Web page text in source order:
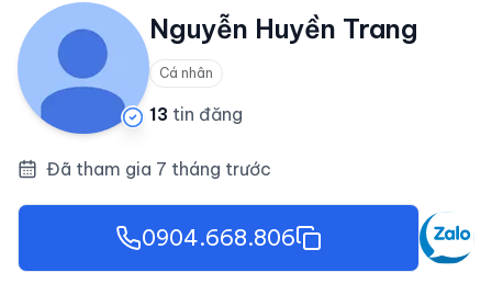
Nguyễn Huyền Trang
Cá nhân
13 tin đăng
Đã tham gia 7 tháng trước
0904.668.806